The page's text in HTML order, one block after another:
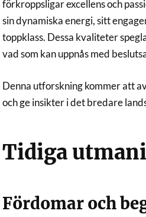
förkroppsligar excellens och
sin dynamiska energi, sitt
toppklass. Dessa kvaliteter
vad som kan uppnås med
Denna utforskning kommer att
och ge insikter i det bredare
Tidiga
Fördomar och